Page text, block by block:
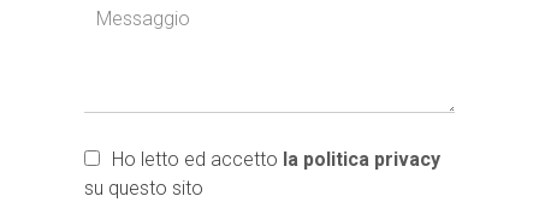
Ho letto ed accetto la politica privacy
su questo sito